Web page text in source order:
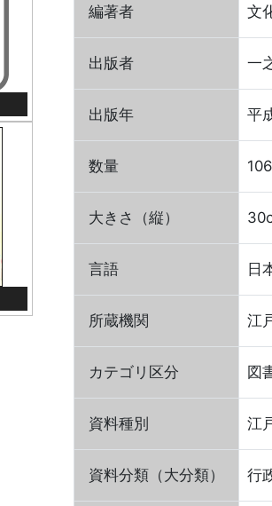
編著者 文
出版者 一
出版年 平
数量
大きさ（縦）
言語 日
所蔵機関 江
カテゴリ区分 図
資料種別 江
資料分類（大分類） 行